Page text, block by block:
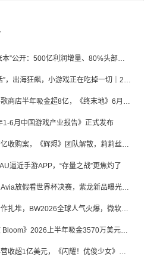
游戏AI“账本”公开：500亿利润增量、80%头部入局，谁在闷声发财？
端游“复活”，出海狂飙，小游戏正在吃掉一切｜2026上半年产业报告
仅苹果谷歌商店半年吸金超8亿，《终末地》6月份收入显著回暖
1-6月中国游戏产业报告》正式发布
腾讯曝百亿收购案，《辉烬》团队解散，莉莉丝新作曝光｜陀螺周报
逼近手游APP，“存量之战”更焦灼了
三七网易Avia放假看世界杯决赛，紫龙新品曝光，米哈游新作上线 | 陀螺周报
暑期档新作扎堆，BW2026全球人气火爆，微软XBOX大裁员|陀螺周报
《皮克敏 Bloom》2026上半年吸金3570万美元，中国台湾成最大市场
出海首年营收超1亿美元，《闪耀！优俊少女》美国市场占比达七成